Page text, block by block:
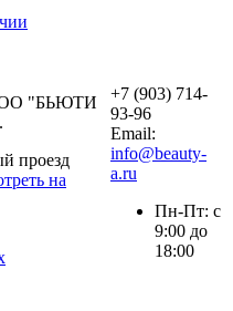
ООО "БЬЮТИ
проезд
на
+7 (903) 714-
93-96
Email:
info@beauty-
a.ru
Пн-Пт: с
9:00 до
18:00